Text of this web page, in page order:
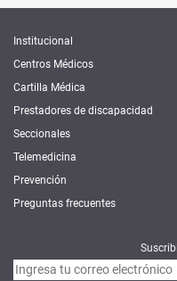
Institucional
Centros Médicos
Cartilla Médica
Prestadores de discapacidad
Seccionales
Telemedicina
Prevención
Preguntas frecuentes